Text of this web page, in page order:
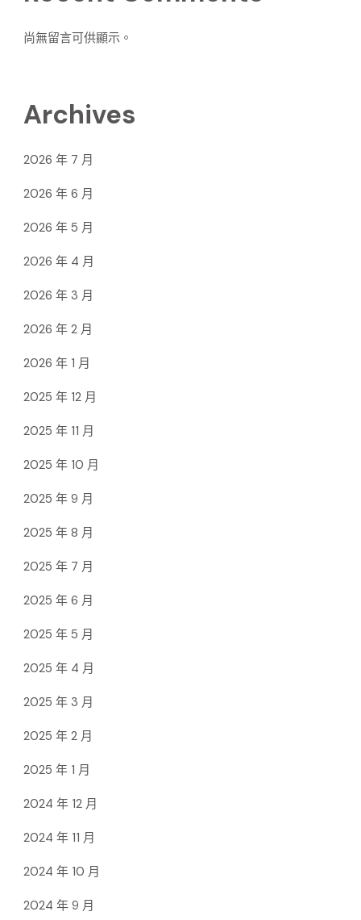
尚無留言可供顯示。
Archives
2026 年 7 月
2026 年 6 月
2026 年 5 月
2026 年 4 月
2026 年 3 月
2026 年 2 月
2026 年 1 月
2025 年 12 月
2025 年 11 月
2025 年 10 月
2025 年 9 月
2025 年 8 月
2025 年 7 月
2025 年 6 月
2025 年 5 月
2025 年 4 月
2025 年 3 月
2025 年 2 月
2025 年 1 月
2024 年 12 月
2024 年 11 月
2024 年 10 月
2024 年 9 月